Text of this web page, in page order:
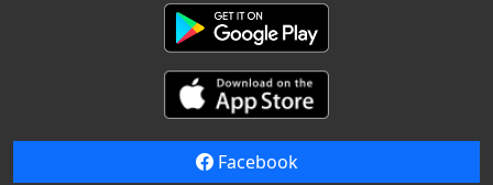
Facebook